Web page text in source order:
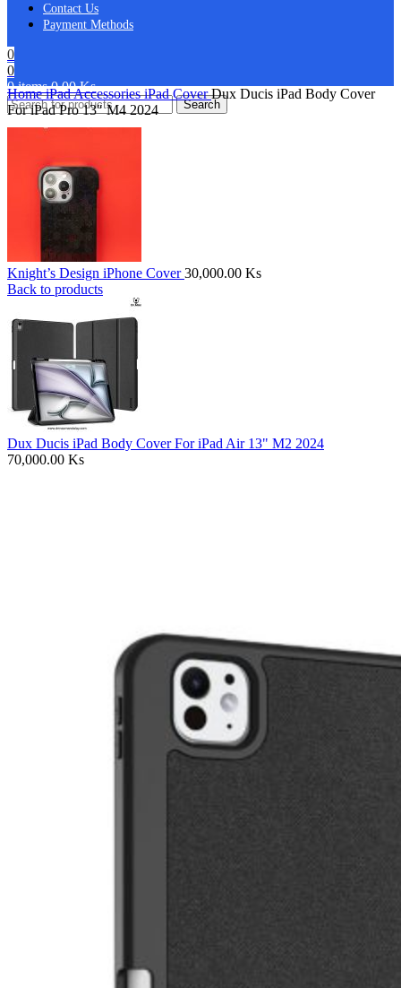
Contact Us
Payment Methods
0
0
0items 0.00Ks
Search
HomeiPad AccessoriesiPad CoverDux Ducis iPad Body Cover
For iPad Pro 13″ M4 2024
Knight’s Design iPhone Cover30,000.00 Ks
Back to products
Dux Ducis iPad Body Cover For iPad Air 13" M2 2024
70,000.00 Ks